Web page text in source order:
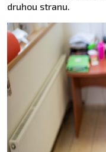
druhou stranu.